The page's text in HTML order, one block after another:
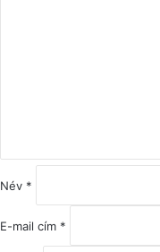
á
sNév *
E-mail cím *